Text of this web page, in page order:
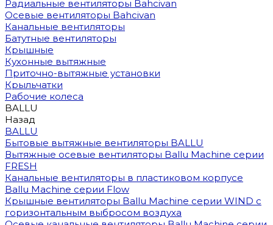
Радиальные вентиляторы Bahcivan
Осевые вентиляторы Bahcivan
Канальные вентиляторы
Батутные вентиляторы
Крышные
Кухонные вытяжные
Приточно-вытяжные установки
Крыльчатки
Рабочие колеса
BALLU
Назад
BALLU
Бытовые вытяжные вентиляторы BALLU
Вытяжные осевые вентиляторы Ballu Machine серии
FRESH
Канальные вентиляторы в пластиковом корпусе
Ballu Machine серии Flow
Крышные вентиляторы Ballu Machine серии WIND с
горизонтальным выбросом воздуха